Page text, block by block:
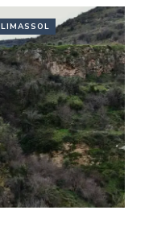
LIMASSOL